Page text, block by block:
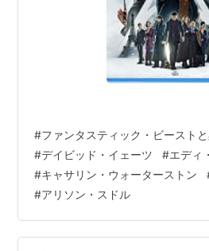
#ファンタスティック・ビースト
#デイビッド・イェーツ #エディ
#キャサリン・ウォーターストン
#アリソン・スドル